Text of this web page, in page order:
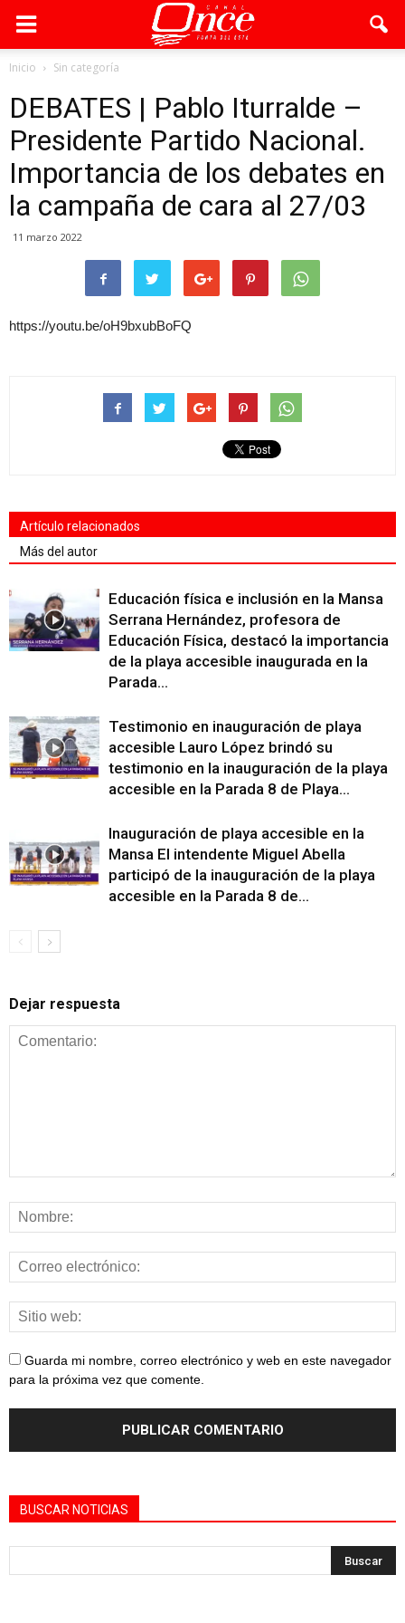
Inicio Sin categoría
DEBATES | Pablo Iturralde –
Presidente Partido Nacional.
Importancia de los debates en
la campaña de cara al 27/03
11 marzo 2022
https://youtu.be/oH9bxubBoFQ
Artículo relacionados
Más del autor
Educación física e inclusión en la Mansa
Serrana Hernández, profesora de
Educación Física, destacó la importancia
de la playa accesible inaugurada en la
Parada...
Testimonio en inauguración de playa
accesible Lauro López brindó su
testimonio en la inauguración de la playa
accesible en la Parada 8 de Playa...
Inauguración de playa accesible en la
Mansa El intendente Miguel Abella
participó de la inauguración de la playa
accesible en la Parada 8 de...
Dejar respuesta
Guarda mi nombre, correo electrónico y web en este navegador
para la próxima vez que comente.
BUSCAR NOTICIAS